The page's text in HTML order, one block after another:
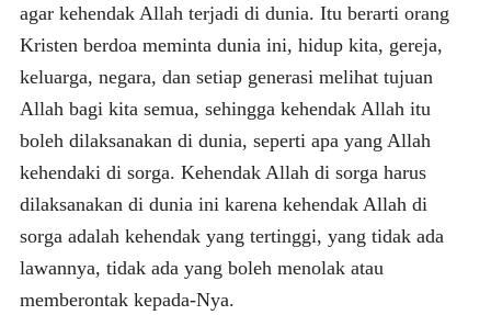
agar kehendak Allah terjadi di dunia. Itu berarti orang
Kristen berdoa meminta dunia ini, hidup kita, gereja,
keluarga, negara, dan setiap generasi melihat tujuan
Allah bagi kita semua, sehingga kehendak Allah itu
boleh dilaksanakan di dunia, seperti apa yang Allah
kehendaki di sorga. Kehendak Allah di sorga harus
dilaksanakan di dunia ini karena kehendak Allah di
sorga adalah kehendak yang tertinggi, yang tidak ada
lawannya, tidak ada yang boleh menolak atau
memberontak kepada-Nya.